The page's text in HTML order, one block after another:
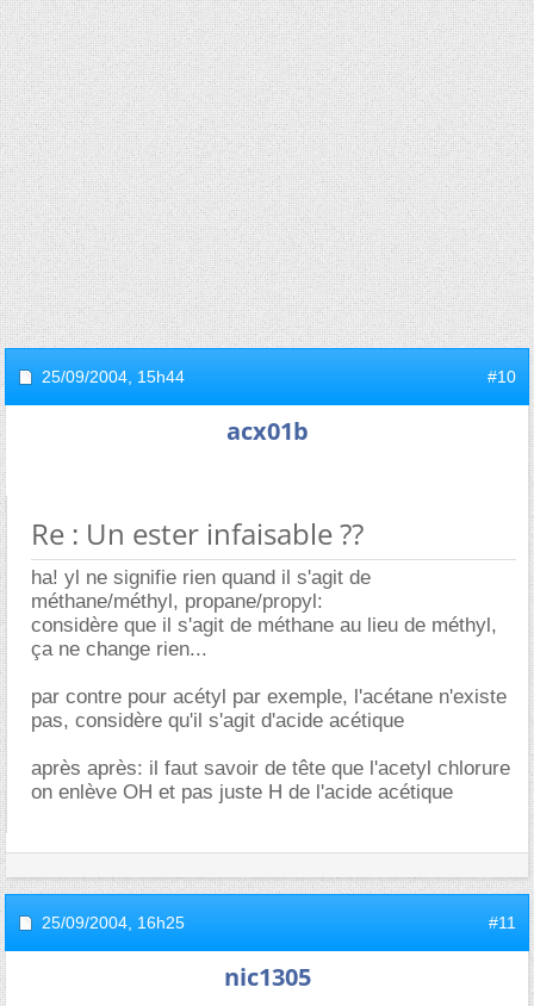
25/09/2004, 15h44 #10
acx01b
Re : Un ester infaisable ??
ha! yl ne signifie rien quand il s'agit de
méthane/méthyl, propane/propyl:
considère que il s'agit de méthane au lieu de méthyl,
ça ne change rien...
par contre pour acétyl par exemple, l'acétane n'existe
pas, considère qu'il s'agit d'acide acétique
après après: il faut savoir de tête que l'acetyl chlorure
on enlève OH et pas juste H de l'acide acétique
25/09/2004, 16h25 #11
nic1305